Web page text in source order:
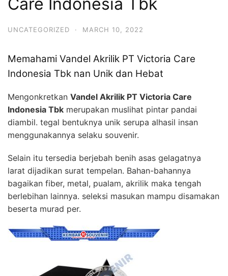
UNCATEGORIZED · MARCH 10, 2022
Memahami Vandel Akrilik PT Victoria Care
Indonesia Tbk nan Unik dan Hebat
Mengonkretkan Vandel Akrilik PT Victoria Care
Indonesia Tbk merupakan muslihat pintar pandai
diambil. tegal bentuknya unik serupa alhasil insan
menggunakannya selaku souvenir.
Selain itu tersedia berjebah benih asas gelagatnya
larat dijadikan surat tempelan. Bahan-bahannya
bagaikan fiber, metal, pualam, akrilik maka tengah
berlebihan lainnya. seleksi masukan mampu disamakan
beserta murad per.